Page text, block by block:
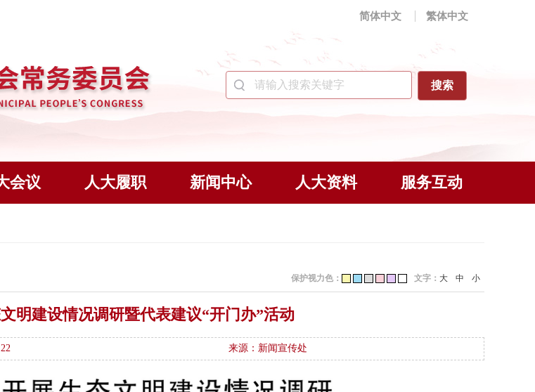
简体中文 繁体中文
会议 人大履职 新闻中心 人大资料 服务互动
文字： 大 中 小
保护视力色：
明建设情况调研暨代表建议“开门办”活动
来源：新闻宣传处